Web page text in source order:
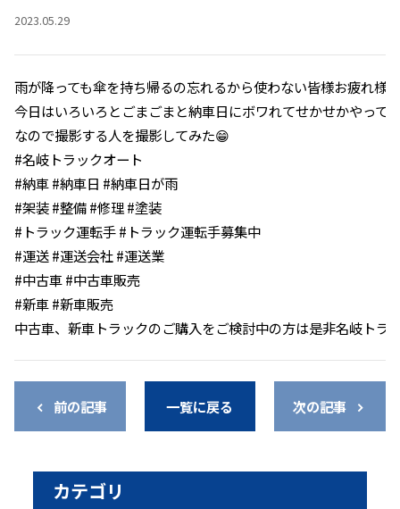
2023.05.29
雨が降っても傘を持ち帰るの忘れるから使わない皆様お疲れ様
今日はいろいろとごまごまと納車日にボワれてせかせかやって
なので撮影する人を撮影してみた😁
#名岐トラックオート
#納車 #納車日 #納車日が雨
#架装 #整備 #修理 #塗装
#トラック運転手 #トラック運転手募集中
#運送 #運送会社 #運送業
#中古車 #中古車販売
#新車 #新車販売
中古車、新車トラックのご購入をご検討中の方は是非名岐ト
前の記事 一覧に戻る 次の記事
カテゴリ